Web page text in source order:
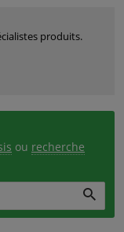
produits.
ou recherche